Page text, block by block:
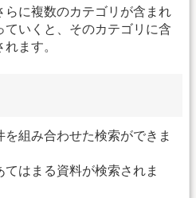
に複数のカテゴリが含まれ
ていくと、そのカテゴリに含
ます。
組み合わせた検索ができま
はまる資料が検索されま